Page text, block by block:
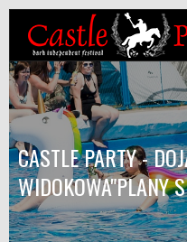
CASTLE PARTY -
WIDOKOWA"PLANY